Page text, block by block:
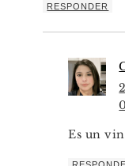
RESPONDER
Es un